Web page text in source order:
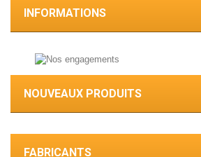
INFORMATIONS
NOUVEAUX PRODUITS
FABRICANTS